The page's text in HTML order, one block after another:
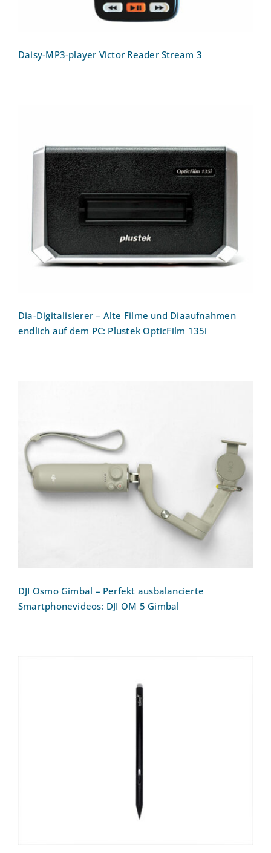
Daisy-MP3-player Victor Reader Stream 3
Dia-Digitalisierer – Alte Filme und
Diaaufnahmen endlich auf dem PC:
Plustek OpticFilm 135i
Dia-Digitalisierer – Alte Filme und Diaaufnahmen
endlich auf dem PC: Plustek OpticFilm 135i
DJI Osmo Gimbal – Perfekt
ausbalancierte Smartphonevideos: DJI
OM 5 Gimbal
DJI Osmo Gimbal – Perfekt ausbalancierte
Smartphonevideos: DJI OM 5 Gimbal